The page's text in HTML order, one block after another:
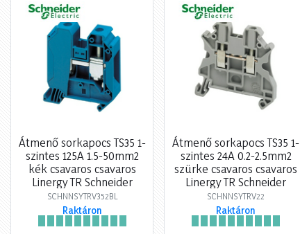
Átmenő sorkapocs TS35 1-
szintes 125A 1.5-50mm2
kék csavaros csavaros
Linergy TR Schneider
SCHNNSYTRV352BL
Raktáron
Átmenő sorkapocs TS35 1-
szintes 24A 0.2-2.5mm2
szürke csavaros csavaros
Linergy TR Schneider
SCHNNSYTRV22
Raktáron